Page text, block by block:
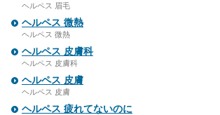
ヘルペス 眉毛
ヘルペス 微熱
ヘルペス 微熱
ヘルペス 皮膚科
ヘルペス 皮膚科
ヘルペス 皮膚
ヘルペス 皮膚
ヘルペス 疲れてないのに